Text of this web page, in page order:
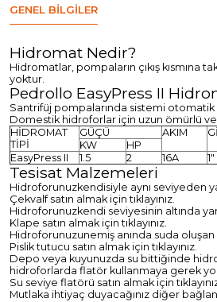
GENEL BILGILER
Hidromat Nedir?
Hidromatlar, pompaların çıkış
yoktur.
Pedrollo EasyPress II
Santrifüj pompalarında sistemi
Domestik hidroforlar için uzun ömürlü
HİDROMAT
TİPİ
GÜÇÜ AKIM
KW
HP
EasyPress II
1.5 2 16A 1"
Tesisat Malzemeleri
Hidroforunuzkendisiyle aynı seviyeden
Çekvalf satın almak için tıklayınız.
Hidroforunuzkendi seviyesinin altında
Klape satın almak için tıklayınız.
Hidroforunuzunemiş anında suda
Pislik tutucu satın almak için tıklayınız.
Depo veya kuyunuzda su bittiğinde
hidroforlarda flatör kullanmaya gerek
Su seviye flatörü satın almak için
Mutlaka ihtiyaç duyacağınız diğer